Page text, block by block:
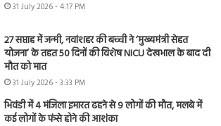
31 July 2026 - 4:17 PM
27 सप्ताह में जन्मी, नवांशहर की बच्ची ने ‘मुख्यमंत्री सेहत
योजना’ के तहत 50 दिनों की विशेष NICU देखभाल के बाद दी
मौत को मात
31 July 2026 - 3:33 PM
भिवंडी में 4 मंजिला इमारत ढहने से 9 लोगों की मौत, मलबे में
कई लोगों के फंसे होने की आशंका